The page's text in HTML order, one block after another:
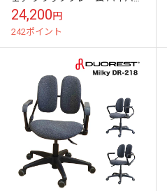
ク オフィスチェア パソコンチェ
ア キャスター付き 肘付き ...
24,200円
242ポイント